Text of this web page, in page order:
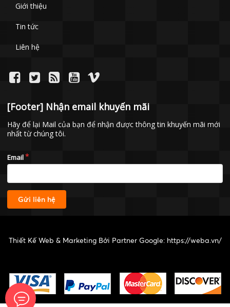
Giới thiệu
Tin tức
Liên hệ
[Footer] Nhận email khuyến mãi
Hãy để lại Mail của bạn để nhận được thông tin khuyến mãi mới
nhất từ chúng tôi.
Email
Gửi liên hệ
Thiết Kế Web & Marketing Bởi Partner Google: https://weba.vn/